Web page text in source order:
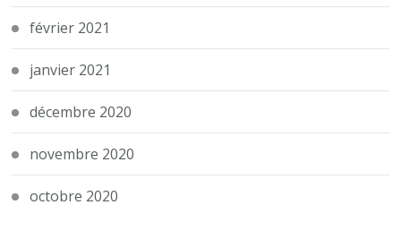
février 2021
janvier 2021
décembre 2020
novembre 2020
octobre 2020